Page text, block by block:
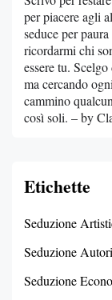
per piacere agli
seduce per
ricordarmi chi
essere tu.
ma cercando
cammino
così soli. – by
Etichette
Seduzione
Seduzione
Seduzione